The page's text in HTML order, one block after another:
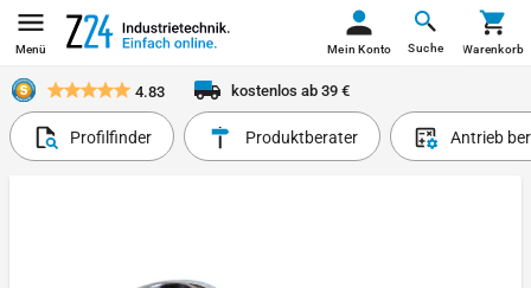
Menü Suche
Mein Konto Warenkorb
4.83 kostenlos ab 39 €
Profilfinder Produktberater Antrieb